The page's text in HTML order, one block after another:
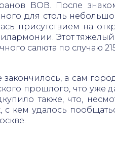
ВОВ. После
для столь
присутствием на
Этот
салюта по случаю
закончилось, а сам
прошлого, что
также, что,
с кем удалось